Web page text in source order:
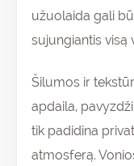
užuolaida gali
sujungiantis visą
Šilumos ir
apdaila,
tik padidina
atmosferą.